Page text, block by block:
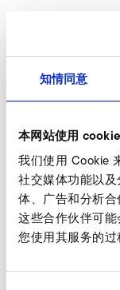
知情同意
本网站使用 cookie
我们使用 Cookie
社交媒体功能以
体、广告和分析
这些合作伙伴可
您使用其服务的过
A-HP 305/30
防护罩，透
我们的专家